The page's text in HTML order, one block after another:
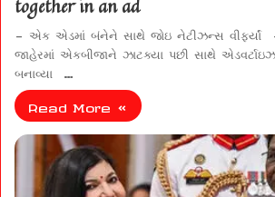
– એક એડમાં બંનેને સાથે જોઇ નેટીઝન્સ વીફર્યાં
જાહેરમાં એકબીજાને ઝાટક્યા પછી સાથે એડવર્ટાઇઝ
બનાવ્યા …
Read More »